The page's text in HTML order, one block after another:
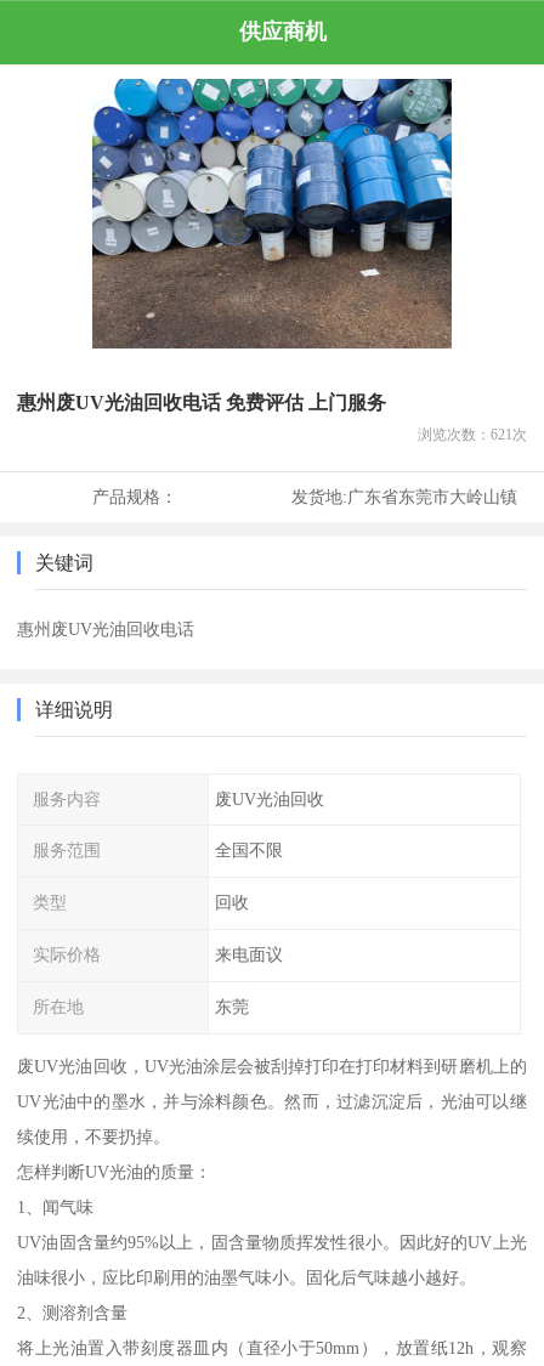
供应商机
惠州废UV光油回收电话 免费评估 上门服务
浏览次数： 621 次
产品规格： 发货地:广东省东莞市大岭山镇
关键词
惠州废UV光油回收电话
详细说明
服务内容 废UV光油回收
服务范围 全国不限
类型 回收
实际价格 来电面议
所在地 东莞
废UV光油回收，UV光油涂层会被刮掉打印在打印材料到研磨机上的
UV光油中的墨水，并与涂料颜色。然而，过滤沉淀后，光油可以继
续使用，不要扔掉。
怎样判断UV光油的质量：
1、闻气味
UV油固含量约95%以上，固含量物质挥发性很小。因此好的UV上光
油味很小，应比印刷用的油墨气味小。固化后气味越小越好。
2、测溶剂含量
将上光油置入带刻度器皿内（直径小于50mm），放置纸12h，观察